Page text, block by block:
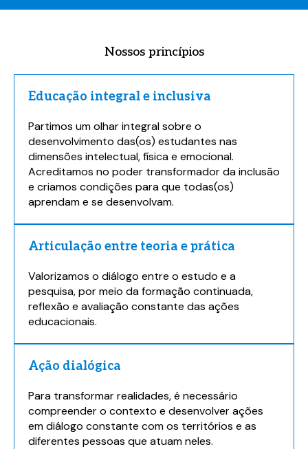
Nossos princípios
Educação integral e inclusiva
Partimos um olhar integral sobre o
desenvolvimento das(os) estudantes nas
dimensões intelectual, física e emocional.
Acreditamos no poder transformador da inclusão
e criamos condições para que todas(os)
aprendam e se desenvolvam.
Articulação entre teoria e prática
Valorizamos o diálogo entre o estudo e a
pesquisa, por meio da formação continuada,
reflexão e avaliação constante das ações
educacionais.
Ação dialógica
Para transformar realidades, é necessário
compreender o contexto e desenvolver ações
em diálogo constante com os territórios e as
diferentes pessoas que atuam neles.